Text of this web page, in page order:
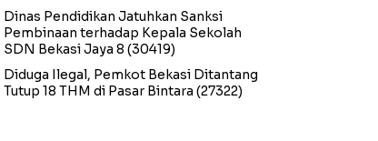
Dinas Pendidikan Jatuhkan Sanksi
Pembinaan terhadap Kepala Sekolah
SDN Bekasi Jaya 8 (30419)
Diduga Ilegal, Pemkot Bekasi Ditantang
Tutup 18 THM di Pasar Bintara (27322)